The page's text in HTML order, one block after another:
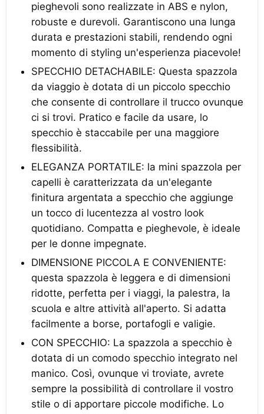
pieghevoli sono realizzate in ABS e nylon,
robuste e durevoli. Garantiscono una lunga
durata e prestazioni stabili, rendendo ogni
momento di styling un'esperienza piacevole!
SPECCHIO DETACHABILE: Questa spazzola
da viaggio è dotata di un piccolo specchio
che consente di controllare il trucco ovunque
ci si trovi. Pratico e facile da usare, lo
specchio è staccabile per una maggiore
flessibilità.
ELEGANZA PORTATILE: la mini spazzola per
capelli è caratterizzata da un'elegante
finitura argentata a specchio che aggiunge
un tocco di lucentezza al vostro look
quotidiano. Compatta e pieghevole, è ideale
per le donne impegnate.
DIMENSIONE PICCOLA E CONVENIENTE:
questa spazzola è leggera e di dimensioni
ridotte, perfetta per i viaggi, la palestra, la
scuola e altre attività all'aperto. Si adatta
facilmente a borse, portafogli e valigie.
CON SPECCHIO: La spazzola a specchio è
dotata di un comodo specchio integrato nel
manico. Così, ovunque vi troviate, avrete
sempre la possibilità di controllare il vostro
stile o di apportare piccole modifiche. Lo